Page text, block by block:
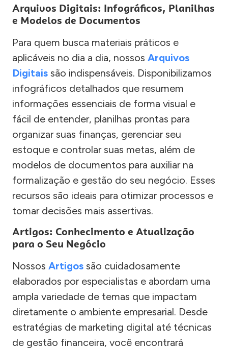
Arquivos Digitais: Infográficos, Planilhas
e Modelos de Documentos
Para quem busca materiais práticos e
aplicáveis no dia a dia, nossos Arquivos
Digitais são indispensáveis. Disponibilizamos
infográficos detalhados que resumem
informações essenciais de forma visual e
fácil de entender, planilhas prontas para
organizar suas finanças, gerenciar seu
estoque e controlar suas metas, além de
modelos de documentos para auxiliar na
formalização e gestão do seu negócio. Esses
recursos são ideais para otimizar processos e
tomar decisões mais assertivas.
Artigos: Conhecimento e Atualização
para o Seu Negócio
Nossos Artigos são cuidadosamente
elaborados por especialistas e abordam uma
ampla variedade de temas que impactam
diretamente o ambiente empresarial. Desde
estratégias de marketing digital até técnicas
de gestão financeira, você encontrará